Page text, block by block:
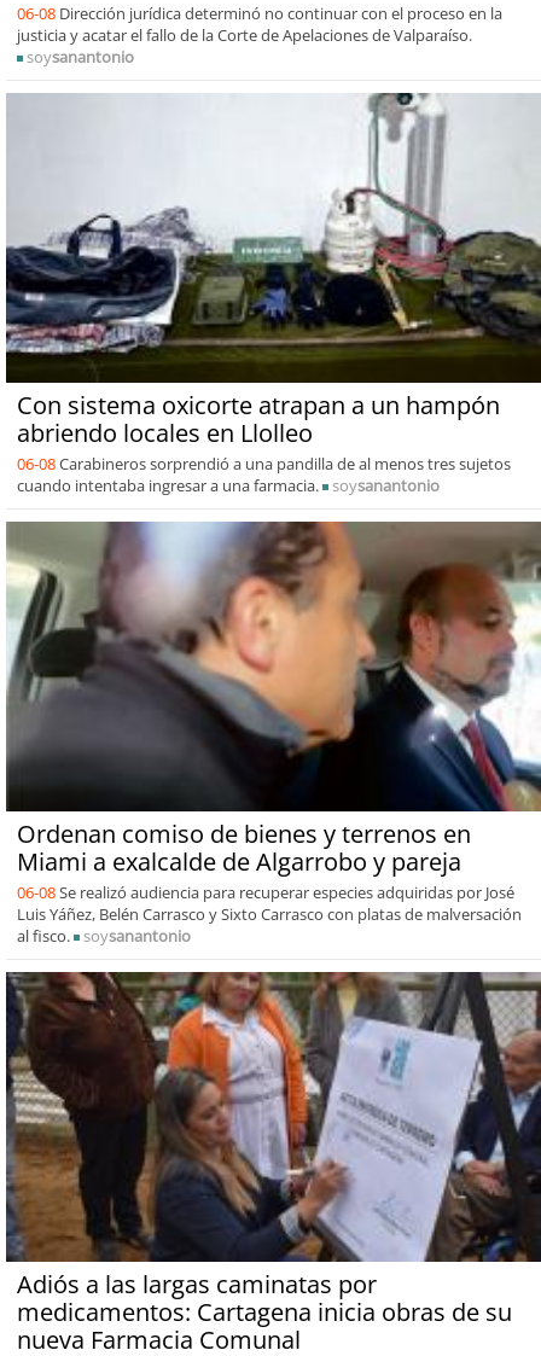
06-08 Dirección jurídica determinó no continuar con el proceso en la
justicia y acatar el fallo de la Corte de Apelaciones de Valparaíso.
soysanantonio
Con sistema oxicorte atrapan a un hampón
abriendo locales en Llolleo
06-08Carabineros sorprendió a una pandilla de al menos tres sujetos
cuando intentaba ingresar a una farmacia.
soysanantonio
Ordenan comiso de bienes y terrenos en
Miami a exalcalde de Algarrobo y pareja
06-08Se realizó audiencia para recuperar especies adquiridas por José
Luis Yáñez, Belén Carrasco y Sixto Carrasco con platas de malversación
al fisco.
soysanantonio
Adiós a las largas caminatas por
medicamentos: Cartagena inicia obras de su
nueva Farmacia Comunal